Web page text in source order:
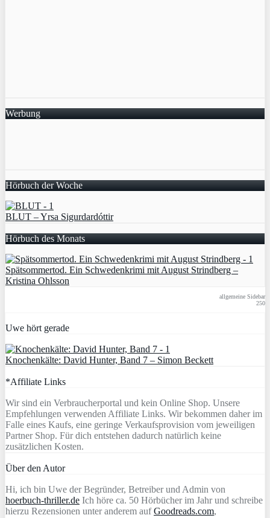
Werbung
Hörbuch der Woche
BLUT – Yrsa Sigurdardóttir
Hörbuch des Monats
Spätsommertod. Ein Schwedenkrimi mit August Strindberg –
Kristina Ohlsson
allgemeine Sidebar
250
Uwe hört gerade
Knochenkälte: David Hunter, Band 7 – Simon Beckett
*Affiliate Links
Wir sind ein Verbraucherportal und kein Online Shop. Unsere
Empfehlungen verwenden Affiliate Links. Wir bekommen daher im
Falle eines Kaufs, eine geringe Verkaufsprovision vom jeweiligen
Partner Shop. Für dich entstehen dadurch natürlich keine
zusätzlichen Kosten.
Über den Autor
Hi, ich bin Uwe der Begründer, Betreiber und Admin von
hoerbuch-thriller.de Ich höre ca. 50 Hörbücher im Jahr und schreibe
hierzu Rezensionen unter anderem aufGoodreads.com,